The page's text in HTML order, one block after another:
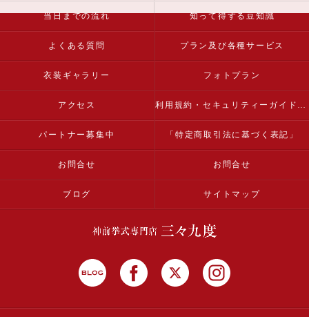
当日までの流れ 知って得する豆知識
よくある質問 プラン及び各種サービス
衣装ギャラリー フォトプラン
アクセス 利用規約・セキュリティーガイドライン
パートナー募集中 「特定商取引法に基づく表記」
お問合せ お問合せ
ブログ サイトマップ